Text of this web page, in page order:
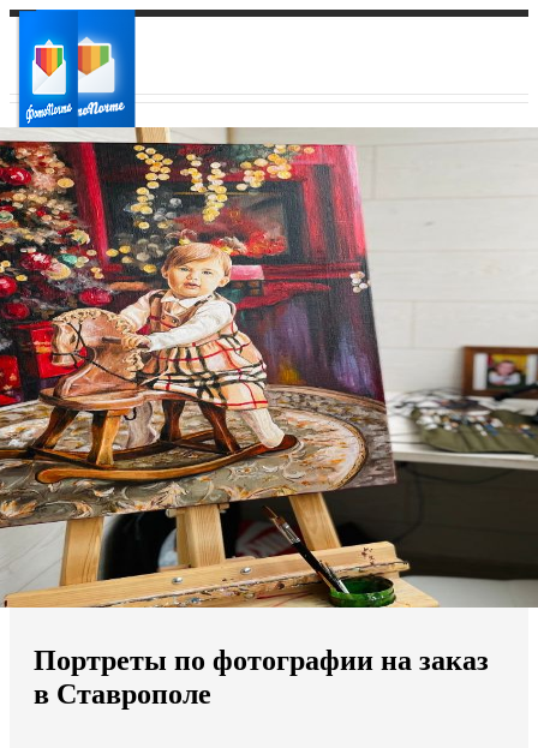
Ваш город:
Ваш регион доставки
Выберите из списка:
Мы доставляем по всему миру
Продолжить без города
Портреты по фотографии на заказ
в Ставрополе